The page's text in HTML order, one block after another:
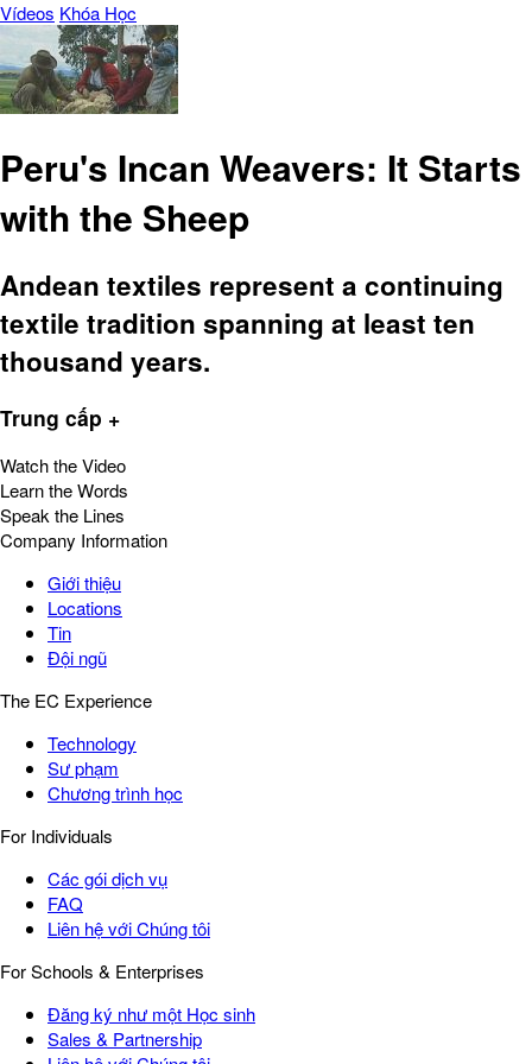
Vídeos Khóa Học
Peru's Incan Weavers: It Starts
with the Sheep
Andean textiles represent a continuing
textile tradition spanning at least ten
thousand years.
Trung cấp +
Watch the Video
Learn the Words
Speak the Lines
Company Information
Giới thiệu
Locations
Tin
Đội ngũ
The EC Experience
Technology
Sư phạm
Chương trình học
For Individuals
Các gói dịch vụ
FAQ
Liên hệ với Chúng tôi
For Schools & Enterprises
Đăng ký như một Học sinh
Sales & Partnership